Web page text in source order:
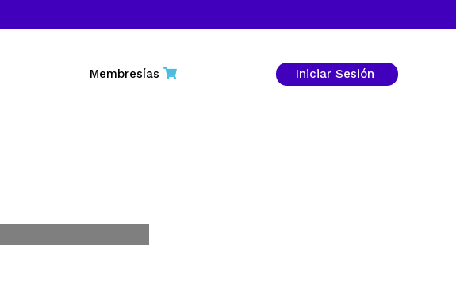
Membresías Iniciar Sesión